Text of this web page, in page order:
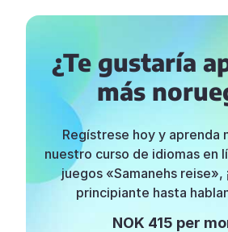
¿Te gustaría
más
Regístrese hoy y aprenda
nuestro curso de idiomas en
juegos «Samanehs reise»,
principiante hasta
NOK 415 per